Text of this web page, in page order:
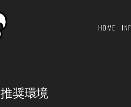
HOME
推奨環境